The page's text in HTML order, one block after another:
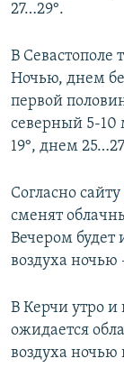
27…29°.
В Севастополе
Ночью, днем
первой
северный 5-10
19°, днем
Согласно сайту
сменят
Вечером будет
воздуха ночью
В Керчи утро
ожидается
воздуха ночью